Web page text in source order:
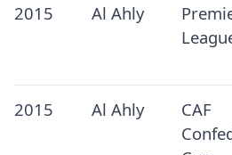
2015 Al Ahly
2015 Al Ahly
CAF